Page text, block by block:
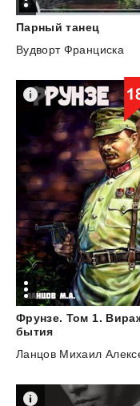
Парный танец
Вудворт Франциска
Фрунзе. Том 1.
бытия
Ланцов Михаил